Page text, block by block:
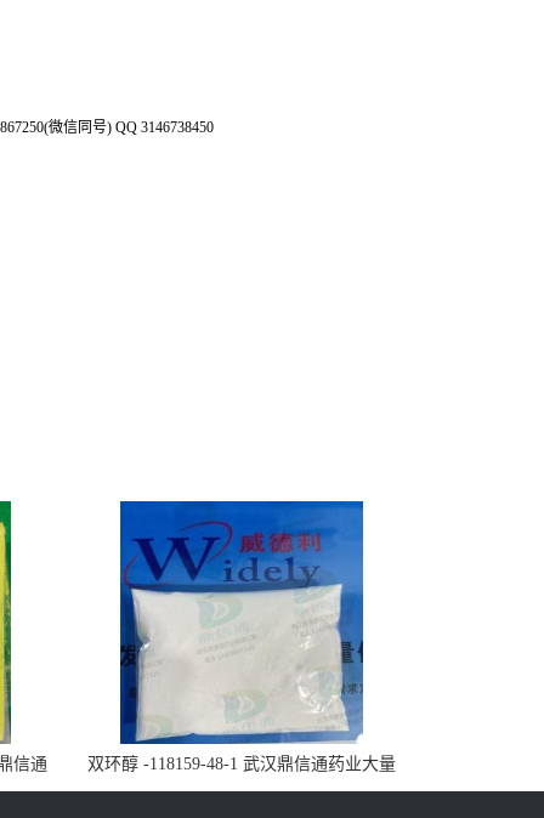
微信同号) QQ 3146738450
信通
双环醇 -118159-48-1 武汉鼎信通药业大量
现货供应